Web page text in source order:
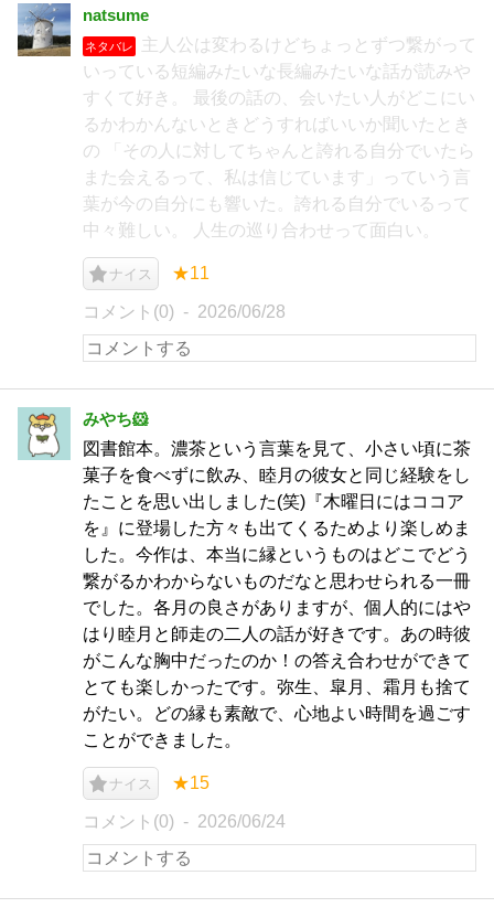
natsume
ネタバレ
主人公は変わるけどちょっとずつ繋がって
いっている短編みたいな長編みたいな話が読みや
すくて好き。 最後の話の、会いたい人がどこにい
るかわかんないときどうすればいいか聞いたとき
の 「その人に対してちゃんと誇れる自分でいたら
また会えるって、私は信じています」っていう言
葉が今の自分にも響いた。誇れる自分でいるって
中々難しい。 人生の巡り合わせって面白い。
ナイス ★11
コメント(0) 2026/06/28
みやち🐹
図書館本。濃茶という言葉を見て、小さい頃に茶
菓子を食べずに飲み、睦月の彼女と同じ経験をし
たことを思い出しました(笑)『木曜日にはココア
を』に登場した方々も出てくるためより楽しめま
した。今作は、本当に縁というものはどこでどう
繋がるかわからないものだなと思わせられる一冊
でした。各月の良さがありますが、個人的にはや
はり睦月と師走の二人の話が好きです。あの時彼
がこんな胸中だったのか！の答え合わせができて
とても楽しかったです。弥生、皐月、霜月も捨て
がたい。どの縁も素敵で、心地よい時間を過ごす
ことができました。
ナイス ★15
コメント(0) 2026/06/24